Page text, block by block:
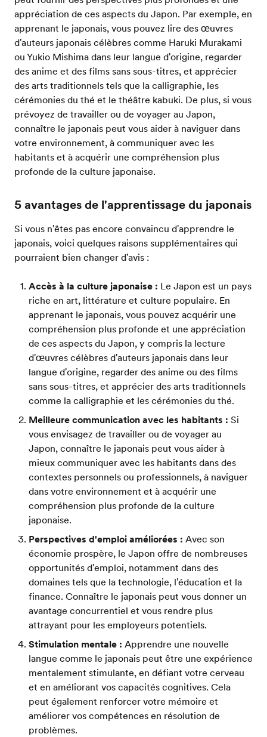
appréciation de ces aspects du Japon. Par exemple, en
apprenant le japonais, vous pouvez lire des œuvres
d'auteurs japonais célèbres comme Haruki Murakami
ou Yukio Mishima dans leur langue d'origine, regarder
des anime et des films sans sous-titres, et apprécier
des arts traditionnels tels que la calligraphie, les
cérémonies du thé et le théâtre kabuki. De plus, si vous
prévoyez de travailler ou de voyager au Japon,
connaître le japonais peut vous aider à naviguer dans
votre environnement, à communiquer avec les
habitants et à acquérir une compréhension plus
profonde de la culture japonaise.
5 avantages de l'apprentissage du japonais
Si vous n'êtes pas encore convaincu d'apprendre le
japonais, voici quelques raisons supplémentaires qui
pourraient bien changer d'avis :
Accès à la culture japonaise : Le Japon est un pays
riche en art, littérature et culture populaire. En
apprenant le japonais, vous pouvez acquérir une
compréhension plus profonde et une appréciation
de ces aspects du Japon, y compris la lecture
d'œuvres célèbres d'auteurs japonais dans leur
langue d'origine, regarder des anime ou des films
sans sous-titres, et apprécier des arts traditionnels
comme la calligraphie et les cérémonies du thé.
Meilleure communication avec les habitants : Si
vous envisagez de travailler ou de voyager au
Japon, connaître le japonais peut vous aider à
mieux communiquer avec les habitants dans des
contextes personnels ou professionnels, à naviguer
dans votre environnement et à acquérir une
compréhension plus profonde de la culture
japonaise.
Perspectives d'emploi améliorées : Avec son
économie prospère, le Japon offre de nombreuses
opportunités d'emploi, notamment dans des
domaines tels que la technologie, l'éducation et la
finance. Connaître le japonais peut vous donner un
avantage concurrentiel et vous rendre plus
attrayant pour les employeurs potentiels.
Stimulation mentale : Apprendre une nouvelle
langue comme le japonais peut être une expérience
mentalement stimulante, en défiant votre cerveau
et en améliorant vos capacités cognitives. Cela
peut également renforcer votre mémoire et
améliorer vos compétences en résolution de
problèmes.